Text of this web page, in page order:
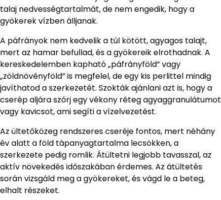
talaj nedvességtartalmát, de nem engedik, hogy a
gyökerek vízben álljanak.
A páfrányok nem kedvelik a túl kötött, agyagos talajt,
mert az hamar befullad, és a gyökereik elrothadnak. A
kereskedelemben kapható „páfrányföld” vagy
„zöldnövényföld” is megfelel, de egy kis perlittel mindig
javíthatod a szerkezetét. Szokták ajánlani azt is, hogy a
cserép aljára szórj egy vékony réteg agyaggranulátumot
vagy kavicsot, ami segíti a vízelvezetést.
Az ültetőközeg rendszeres cseréje fontos, mert néhány
év alatt a föld tápanyagtartalma lecsökken, a
szerkezete pedig romlik. Átültetni legjobb tavasszal, az
aktív növekedés időszakában érdemes. Az átültetés
során vizsgáld meg a gyökereket, és vágd le a beteg,
elhalt részeket.